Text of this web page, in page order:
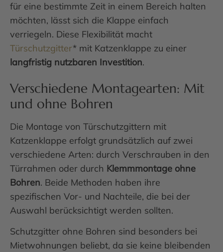
für eine bestimmte Zeit in einem Bereich halten
möchten, lässt sich die Klappe einfach
verriegeln. Diese Flexibilität macht
Türschutzgitter* mit Katzenklappe zu einer
langfristig nutzbaren Investition.
Verschiedene Montagearten: Mit
und ohne Bohren
Die Montage von Türschutzgittern mit
Katzenklappe erfolgt grundsätzlich auf zwei
verschiedene Arten: durch Verschrauben in den
Türrahmen oder durch Klemmmontage ohne
Bohren. Beide Methoden haben ihre
spezifischen Vor- und Nachteile, die bei der
Auswahl berücksichtigt werden sollten.
Schutzgitter ohne Bohren sind besonders bei
Mietwohnungen beliebt, da sie keine bleibenden